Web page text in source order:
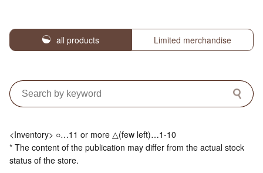
all products Limited merchandise
<Inventory> ○…11 or more △(few left)…1-10
* The content of the publication may differ from the actual stock
status of the store.